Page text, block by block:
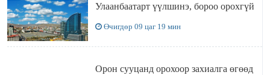
Улаанбаатарт үүлшинэ, бороо орохгүй
Өчигдөр 09 цаг 19 мин
Орон сууцанд орохоор захиалга өгөөд